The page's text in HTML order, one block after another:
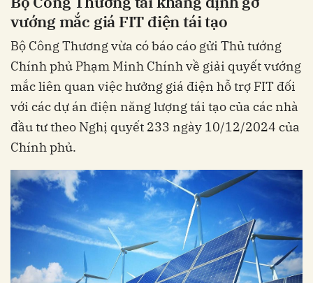
vướng mắc giá FIT điện tái tạo
Bộ Công Thương vừa có báo cáo gửi Thủ tướng
Chính phủ Phạm Minh Chính về giải quyết vướng
mắc liên quan việc hưởng giá điện hỗ trợ FIT đối
với các dự án điện năng lượng tái tạo của các nhà
đầu tư theo Nghị quyết 233 ngày 10/12/2024 của
Chính phủ.